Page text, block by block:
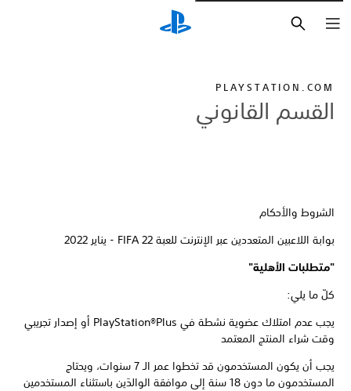
PLAYSTATION.COM
القسم القانوني
الشروط والأحكام
بوابة اللاعبين المتعددين عبر الإنترنت للعبة FIFA 22 - يناير 2022
"متطلبات الأهلية"
كلّ ما يلي:
يجب عدم امتلاك عضوية نشطة في PlayStation®Plus أو إصدار تجريبي
وقت شراء المنتج المعتمد
يجب أن يكون المستخدمون قد تخطوا عمر الـ 7 سنوات، ويحتاج
المستخدمون ما دون 18 سنة إلى موافقة الوالدَين باستثناء المستخدمين